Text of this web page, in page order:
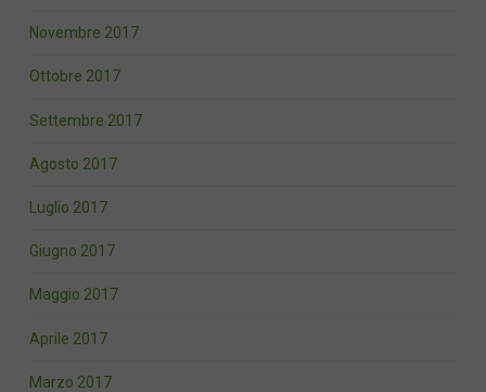
Novembre 2017
Ottobre 2017
Settembre 2017
Agosto 2017
Luglio 2017
Giugno 2017
Maggio 2017
Aprile 2017
Marzo 2017